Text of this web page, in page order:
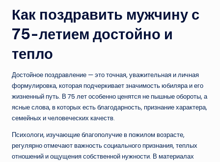
Как поздравить мужчину с
75-летием достойно и
тепло
Достойное поздравление — это точная, уважительная и личная
формулировка, которая подчеркивает значимость юбиляра и его
жизненный путь. В 75 лет особенно ценятся не пышные обороты, а
ясные слова, в которых есть благодарность, признание характера,
семейных и человеческих качеств.
Психологи, изучающие благополучие в пожилом возрасте,
регулярно отмечают важность социального признания, теплых
отношений и ощущения собственной нужности. В материалах